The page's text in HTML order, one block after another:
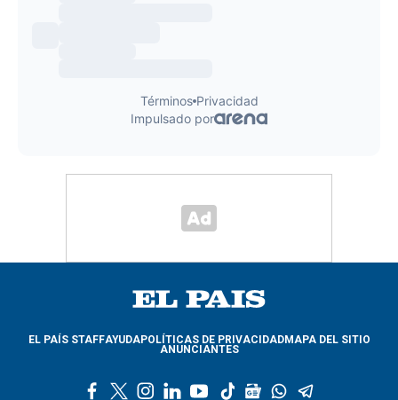
EL PAÍS STAFFAYUDAPOLÍTICAS DE PRIVACIDADMAPA DEL SITIO
ANUNCIANTES
l
y
t
g
w